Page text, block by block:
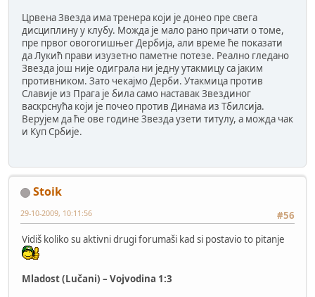
Црвена Звезда има тренера који је донео пре свега
дисциплину у клубу. Можда је мало рано причати о томе,
пре првог овогогишњег Дербија, али време ће показати
да Лукић прави изузетно паметне потезе. Реално гледано
Звезда још није одиграла ни једну утакмицу са јаким
противником. Зато чекајмо Дерби. Утакмица против
Славије из Прага је била само наставак Звездиног
васкрснућа који је почео против Динама из Тбилсија.
Верујем да ће ове године Звезда узети титулу, а можда чак
и Куп Србије.
Stoik
#56
29-10-2009, 10:11:56
Vidiš koliko su aktivni drugi forumaši kad si postavio to pitanje
Mladost (Lučani) – Vojvodina 1:3